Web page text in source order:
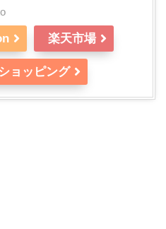
楽天市場
ョッピング